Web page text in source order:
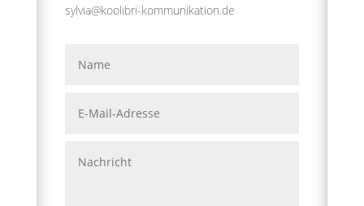
sylvia@koolibri-kommunikation.de